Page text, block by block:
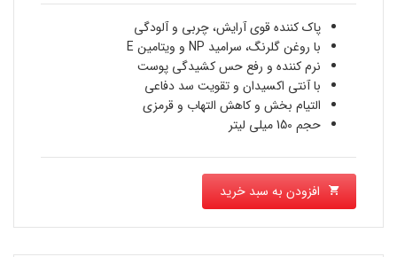
2,000,000 تومان
بود.
فعلی
1,740,000 تومان
است.
پاک کننده قوی آرایش، چربی و آلودگی
با روغن گلرنگ، سرامید NP و ویتامین E
نرم کننده و رفع حس کشیدگی پوست
با آنتی اکسیدان و تقویت سد دفاعی
التیام بخش و کاهش التهاب و قرمزی
حجم 150 میلی لیتر
افزودن به سبد خرید